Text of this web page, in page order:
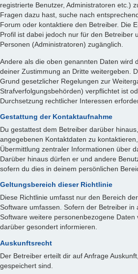
registrierte Benutzer, Administratoren etc.)
Fragen dazu hast, suche nach
Forum oder kontaktiere den Betreiber. Die
Profil ist dabei jedoch nur für den Betreiber
Personen (Administratoren) zugänglich.
Andere als die oben genannten Daten wird
deiner Zustimmung an Dritte weitergeben.
Grund gesetzlicher Regelungen zur
Strafverfolgungsbehörden) verpflichtet ist
Durchsetzung rechtlicher Interessen
Gestattung der Kontaktaufnahme
Du gestattest dem Betreiber darüber
angegebenen Kontaktdaten zu
Übermittlung zentraler Informationen über
Darüber hinaus dürfen er und andere
sofern du dies in deinem persönlichen
Geltungsbereich dieser Richtlinie
Diese Richtlinie umfasst nur den Bereich
Software umfassen. Sofern der Betreiber
Software weitere personenbezogene Daten
darüber gesondert informieren.
Auskunftsrecht
Der Betreiber erteilt dir auf Anfrage
gespeichert sind.